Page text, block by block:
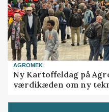
AGROMEK
Ny Kartoffeldag på
værdikæden om ny